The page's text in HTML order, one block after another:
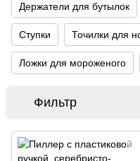
Держатели для бутылок
Ступки Точилки для
Ложки для мороженого
Фильтр